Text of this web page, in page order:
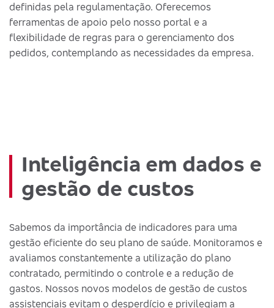
definidas pela regulamentação. Oferecemos
ferramentas de apoio pelo nosso portal e a
flexibilidade de regras para o gerenciamento dos
pedidos, contemplando as necessidades da empresa.
Inteligência em dados e
gestão de custos
Sabemos da importância de indicadores para uma
gestão eficiente do seu plano de saúde. Monitoramos e
avaliamos constantemente a utilização do plano
contratado, permitindo o controle e a redução de
gastos. Nossos novos modelos de gestão de custos
assistenciais evitam o desperdício e privilegiam a